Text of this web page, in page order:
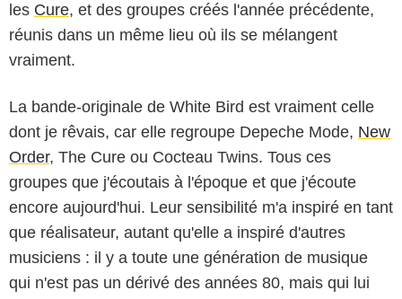
les Cure, et des groupes créés l'année précédente,
réunis dans un même lieu où ils se mélangent
vraiment.
La bande-originale de White Bird est vraiment celle
dont je rêvais, car elle regroupe Depeche Mode, New
Order, The Cure ou Cocteau Twins. Tous ces
groupes que j'écoutais à l'époque et que j'écoute
encore aujourd'hui. Leur sensibilité m'a inspiré en tant
que réalisateur, autant qu'elle a inspiré d'autres
musiciens : il y a toute une génération de musique
qui n'est pas un dérivé des années 80, mais qui lui